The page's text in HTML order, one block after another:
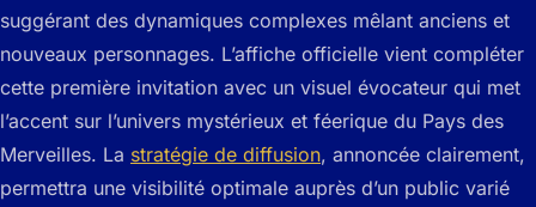
suggérant des dynamiques complexes mêlant anciens et
nouveaux personnages. L’affiche officielle vient compléter
cette première invitation avec un visuel évocateur qui met
l’accent sur l’univers mystérieux et féerique du Pays des
Merveilles. La stratégie de diffusion, annoncée clairement,
permettra une visibilité optimale auprès d’un public varié